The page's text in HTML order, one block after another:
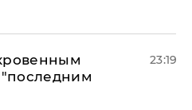
23:19